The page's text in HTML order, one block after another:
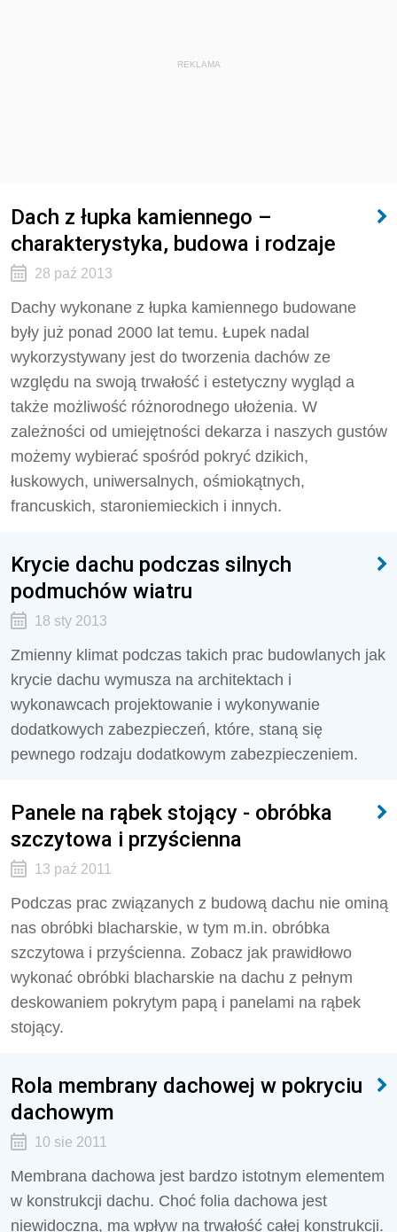
REKLAMA
Dach z łupka kamiennego –
charakterystyka, budowa i rodzaje
28 paź 2013
Dachy wykonane z łupka kamiennego budowane
były już ponad 2000 lat temu. Łupek nadal
wykorzystywany jest do tworzenia dachów ze
względu na swoją trwałość i estetyczny wygląd a
także możliwość różnorodnego ułożenia. W
zależności od umiejętności dekarza i naszych gustów
możemy wybierać spośród pokryć dzikich,
łuskowych, uniwersalnych, ośmiokątnych,
francuskich, staroniemieckich i innych.
Krycie dachu podczas silnych
podmuchów wiatru
18 sty 2013
Zmienny klimat podczas takich prac budowlanych jak
krycie dachu wymusza na architektach i
wykonawcach projektowanie i wykonywanie
dodatkowych zabezpieczeń, które, staną się
pewnego rodzaju dodatkowym zabezpieczeniem.
Panele na rąbek stojący - obróbka
szczytowa i przyścienna
13 paź 2011
Podczas prac związanych z budową dachu nie ominą
nas obróbki blacharskie, w tym m.in. obróbka
szczytowa i przyścienna. Zobacz jak prawidłowo
wykonać obróbki blacharskie na dachu z pełnym
deskowaniem pokrytym papą i panelami na rąbek
stojący.
Rola membrany dachowej w pokryciu
dachowym
10 sie 2011
Membrana dachowa jest bardzo istotnym elementem
w konstrukcji dachu. Choć folia dachowa jest
niewidoczna, ma wpływ na trwałość całej konstrukcji.